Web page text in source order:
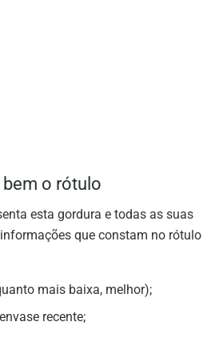
bem o rótulo
esta gordura e todas as suas
que constam no rótulo
mais baixa, melhor);
recente;